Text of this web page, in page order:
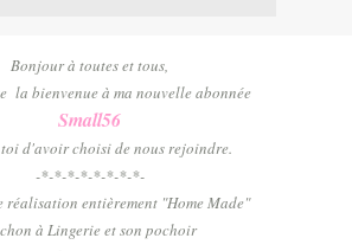
Bonjour à toutes et tous,
la bienvenue à ma nouvelle abonnée
Small56
d'avoir choisi de nous rejoindre.
-*-*-*-*-*-*-*-*-
réalisation entièrement "Home Made"
à Lingerie et son pochoir